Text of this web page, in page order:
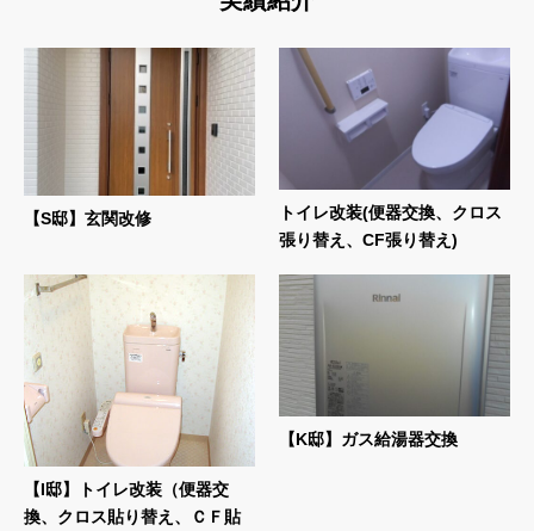
【S邸】玄関改修
トイレ改装(便器交換、クロス
張り替え、CF張り替え)
【I邸】トイレ改装（便器交
換、クロス貼り替え、ＣＦ貼
【K邸】ガス給湯器交換